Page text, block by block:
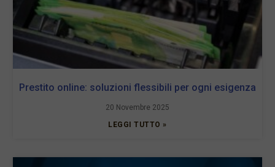
Prestito online: soluzioni flessibili per ogni esigenza
20 Novembre 2025
LEGGI TUTTO »